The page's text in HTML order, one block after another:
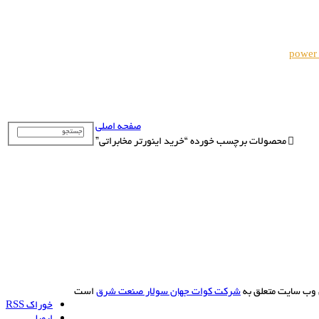
صفحه اصلی
محصولات برچسب خورده “خرید اینورتر مخابراتی”
وب سایت متعلق به شرکت کوات جهان سولار صنعت شرق است
خوراک RSS